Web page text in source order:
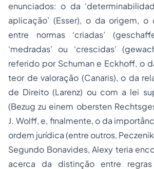
enunciados: o da
aplicação’ (Esser), o da origem,
entre normas ‘criadas’
‘medradas’ ou ‘crescidas’
referido por Schuman e Eckhoff, o
teor de valoração (Canaris), o da
de Direito (Larenz) ou com a lei
(Bezug zu einem obersten
J. Wolff, e, finalmente, o da
ordem jurídica (entre outros,
Segundo Bonavides, Alexy teria
acerca da distinção entre